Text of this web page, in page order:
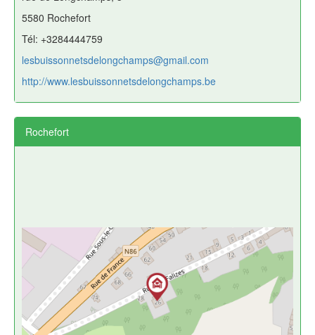
5580 Rochefort
Tél: +3284444759
lesbuissonnetsdelongchamps@gmail.com
http://www.lesbuissonnetsdelongchamps.be
Rochefort